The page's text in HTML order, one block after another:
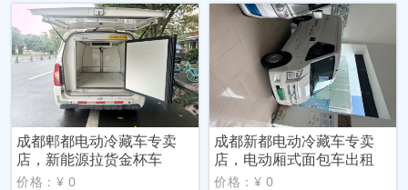
成都郫都电动冷藏车专卖
店，新能源拉货金杯车
价格：¥ 0
成都新都电动冷藏车专卖
店，电动厢式面包车出租
价格：¥ 0